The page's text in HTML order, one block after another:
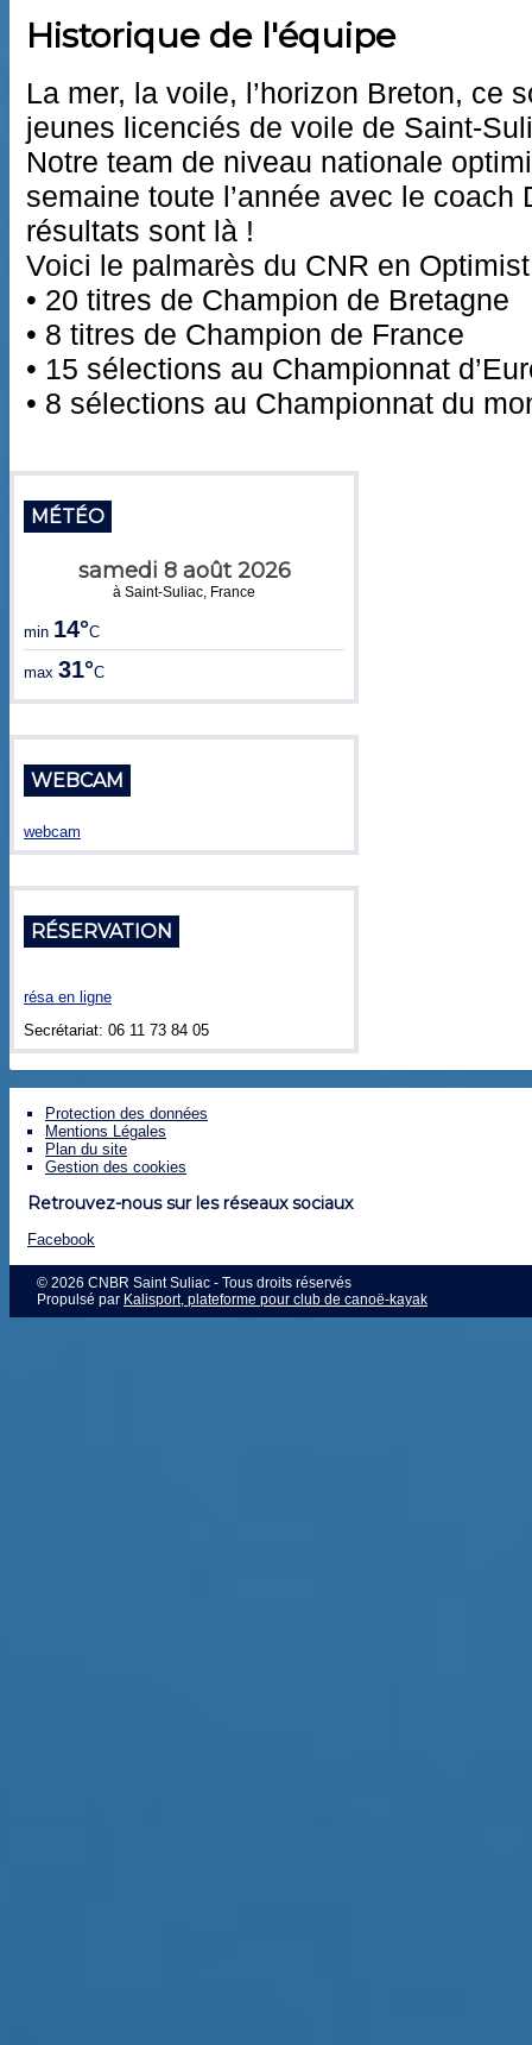
Didier
Historique de l'équipe
La mer, la voile, l’horizon Breton, ce
jeunes licenciés de voile de Saint-
Notre team de niveau nationale
semaine toute l’année avec le coach
résultats sont là !
Voici le palmarès du CNR en
• 20 titres de Champion de Bretagne
• 8 titres de Champion de France
• 15 sélections au Championnat
• 8 sélections au Championnat du
MÉTÉO
samedi 8 août 2026
à Saint-Suliac, France
min 14°C
max 31°C
WEBCAM
webcam
RÉSERVATION
résa en ligne
Secrétariat: 06 11 73 84 05
Protection des données
Mentions Légales
Plan du site
Gestion des cookies
Retrouvez-nous sur les réseaux sociaux
Facebook
© 2026 CNBR Saint Suliac - Tous droits réservés
Propulsé par Kalisport, plateforme pour club de canoë-kayak